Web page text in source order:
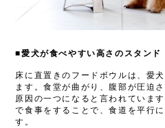
■愛犬が食べやすい高さのスタンド
床に直置きのフードボウルは、愛
ます。食堂が曲がり、腹部が圧迫
原因の一つになると言われていま
で食事をすることで、食道を平行
す。